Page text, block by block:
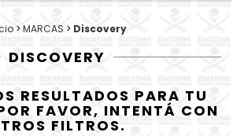
> MARCAS > Discovery
DISCOVERY
RESULTADOS PARA TU
FAVOR, INTENTÁ CON
FILTROS.